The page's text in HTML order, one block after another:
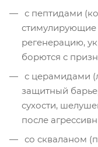
с пептидами
стимулирующие
регенерацию,
борются с
с церамидами
защитный
сухости,
после
со скваланом